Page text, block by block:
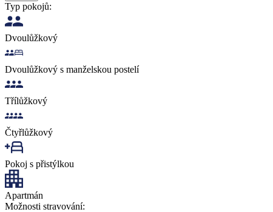
Typ pokojů:
Dvoulůžkový
Dvoulůžkový s manželskou postelí
Třílůžkový
Čtyřlůžkový
Pokoj s přistýlkou
Apartmán
Možnosti stravování: